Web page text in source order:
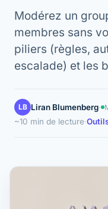
Modérez un
membres sans
piliers (règles,
escalade) et les
LB Liran Blumenberg·
~10 min de lecture·